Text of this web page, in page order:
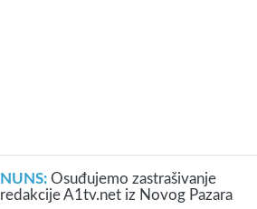
NUNS:Osuđujemo zastrašivanje
redakcije A1tv.net iz Novog Pazara